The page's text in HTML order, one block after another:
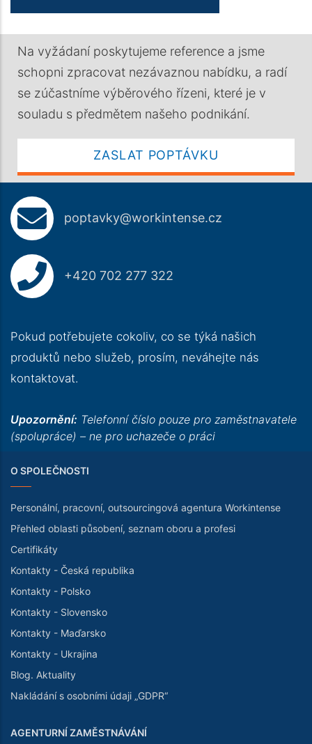
Na vyžádaní poskytujeme reference a jsme
schopni zpracovat nezávaznou nabídku, a radí
se zúčastníme výběrového řízeni, které je v
souladu s předmětem našeho podnikání.
ZASLAT POPTÁVKU
poptavky@workintense.cz
+420 702 277 322
Pokud potřebujete cokoliv, co se týká našich
produktů nebo služeb, prosím, neváhejte nás
kontaktovat.
Upozornění: Telefonní číslo pouze pro zaměstnavatele
(spolupráce) – ne pro uchazeče o práci
O SPOLEČNOSTI
Personální, pracovní, outsourcingová agentura Workintense
Přehled oblasti působení, seznam oboru a profesi
Certifikáty
Kontakty - Česká republika
Kontakty - Polsko
Kontakty - Slovensko
Kontakty - Maďarsko
Kontakty - Ukrajina
Blog. Aktuality
Nakládání s osobními údaji „GDPR“
AGENTURNÍ ZAMĚSTNÁVÁNÍ